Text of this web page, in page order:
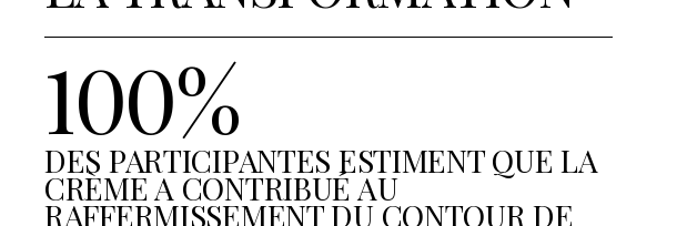
100%
DES PARTICIPANTES ESTIMENT QUE LA
CRÈME A CONTRIBUÉ AU
RAFFERMISSEMENT DU CONTOUR DE